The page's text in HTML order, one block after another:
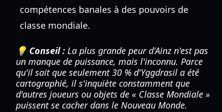
compétences banales à des pouvoirs de
classe mondiale.
💡 Conseil : La plus grande peur d'Ainz n'est pas
un manque de puissance, mais l'inconnu. Parce
qu'il sait que seulement 30 % d'Yggdrasil a été
cartographié, il s'inquiète constamment que
d'autres joueurs ou objets de « Classe Mondiale »
puissent se cacher dans le Nouveau Monde.